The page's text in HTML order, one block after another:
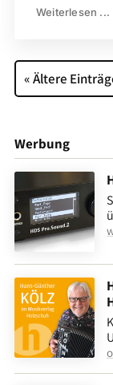
Weiterlesen ...
« Ältere
Werbung